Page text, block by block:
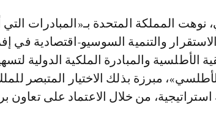
نوهت المملكة المتحدة بـ«المبادرات التي
والتنمية السوسيو-اقتصادية في
الأطلسية والمبادرة الملكية الدولية
مبرزة بذلك الاختيار المتبصر
استراتيجية، من خلال الاعتماد على تعاون